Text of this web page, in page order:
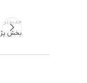
جدیدتر
بخش